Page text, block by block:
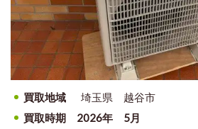
買取地域 埼玉県 越谷市
買取時期 2026年 5月